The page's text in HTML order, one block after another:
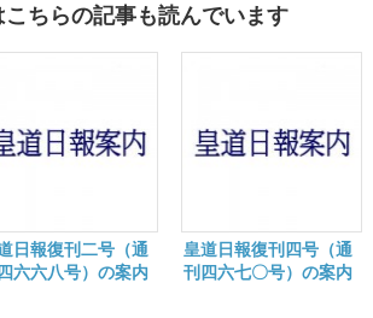
ちらの記事も読んでいます
日報復刊二号（通
六六八号）の案内
皇道日報復刊四号（通
刊四六七〇号）の案内